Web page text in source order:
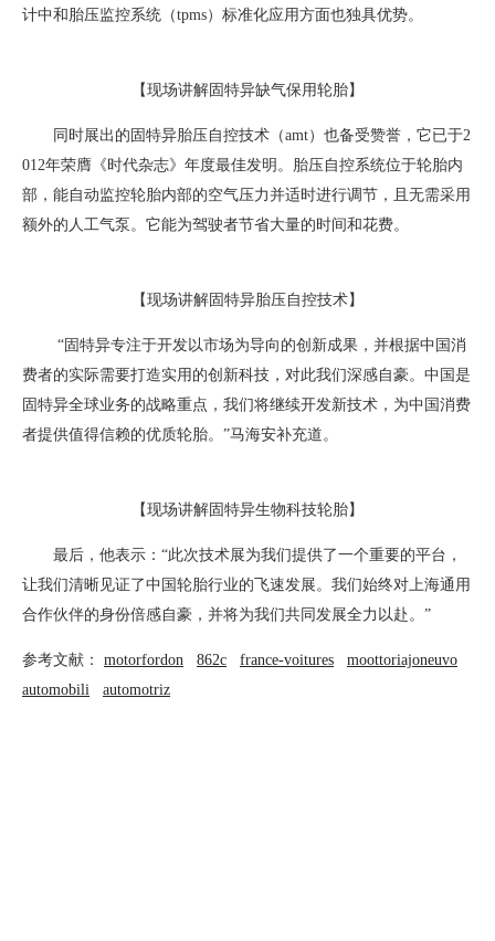
计中和胎压监控系统（tpms）标准化应用方面也独具优势。
【现场讲解固特异缺气保用轮胎】
同时展出的固特异胎压自控技术（amt）也备受赞誉，它已于2
012年荣膺《时代杂志》年度最佳发明。胎压自控系统位于轮胎内
部，能自动监控轮胎内部的空气压力并适时进行调节，且无需采用
额外的人工气泵。它能为驾驶者节省大量的时间和花费。
【现场讲解固特异胎压自控技术】
“固特异专注于开发以市场为导向的创新成果，并根据中国消
费者的实际需要打造实用的创新科技，对此我们深感自豪。中国是
固特异全球业务的战略重点，我们将继续开发新技术，为中国消费
者提供值得信赖的优质轮胎。”马海安补充道。
【现场讲解固特异生物科技轮胎】
最后，他表示：“此次技术展为我们提供了一个重要的平台，
让我们清晰见证了中国轮胎行业的飞速发展。我们始终对上海通用
合作伙伴的身份倍感自豪，并将为我们共同发展全力以赴。”
参考文献： motorfordon 862c france-voitures
moottoriajoneuvo
automobili
automotriz